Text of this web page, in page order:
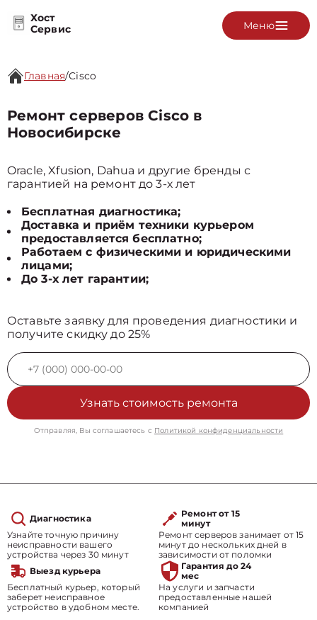
Хост
Сервис
Меню
Главная/Cisco
Ремонт серверов Cisco в
Новосибирске
Oracle, Xfusion, Dahua и другие бренды с
гарантией на ремонт до 3-х лет
Бесплатная диагностика;
Доставка и приём техники курьером
предоставляется бесплатно;
Работаем с физическими и юридическими
лицами;
До 3-х лет гарантии;
Оставьте заявку для проведения диагностики и
получите скидку до 25%
Узнать стоимость ремонта
Отправляя, Вы соглашаетесь с Политикой конфиденциальности
Диагностика
Узнайте точную причину
неисправности вашего
устройства через 30 минут
Ремонт от 15
минут
Ремонт серверов занимает от 15
минут до нескольких дней в
зависимости от поломки
Выезд курьера
Бесплатный курьер, который
заберет неисправное
устройство в удобном месте.
Гарантия до 24
мес
На услуги и запчасти
предоставленные нашей
компанией